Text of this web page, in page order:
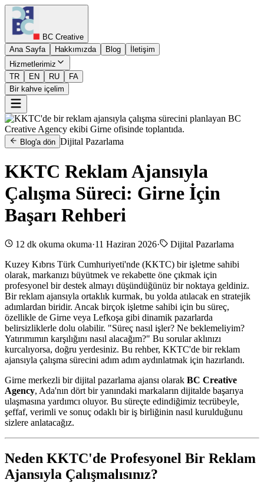
BC Creative
Ana Sayfa
Hakkımızda Blog
İletişim
Hizmetlerimiz
TR
EN RU
FA
Bir kahve içelim
Blog'a dön Dijital Pazarlama
KKTC Reklam Ajansıyla
Çalışma Süreci: Girne İçin
Başarı Rehberi
12 dk okuma okuma·11 Haziran 2026·
Dijital Pazarlama
Kuzey Kıbrıs Türk Cumhuriyeti'nde (KKTC) bir işletme sahibi
olarak, markanızı büyütmek ve rekabette öne çıkmak için
profesyonel bir destek almayı düşündüğünüz bir noktaya geldiniz.
Bir reklam ajansıyla ortaklık kurmak, bu yolda atılacak en stratejik
adımlardan biridir. Ancak birçok işletme sahibi için bu süreç,
özellikle de Girne veya Lefkoşa gibi dinamik pazarlarda
belirsizliklerle dolu olabilir. "Süreç nasıl işler? Ne beklemeliyim?
Yatırımımın karşılığını nasıl alacağım?" Bu sorular aklınızı
kurcalıyorsa, doğru yerdesiniz. Bu rehber, KKTC'de bir reklam
ajansıyla çalışma sürecini adım adım aydınlatmak için hazırlandı.
Girne merkezli bir dijital pazarlama ajansı olarak BC Creative
Agency, Ada'nın dört bir yanındaki markaların dijitalde başarıya
ulaşmasına yardımcı oluyor. Bu süreçte edindiğimiz tecrübeyle,
şeffaf, verimli ve sonuç odaklı bir iş birliğinin nasıl kurulduğunu
sizlere anlatacağız.
Neden KKTC'de Profesyonel Bir Reklam
Ajansıyla Çalışmalısınız?